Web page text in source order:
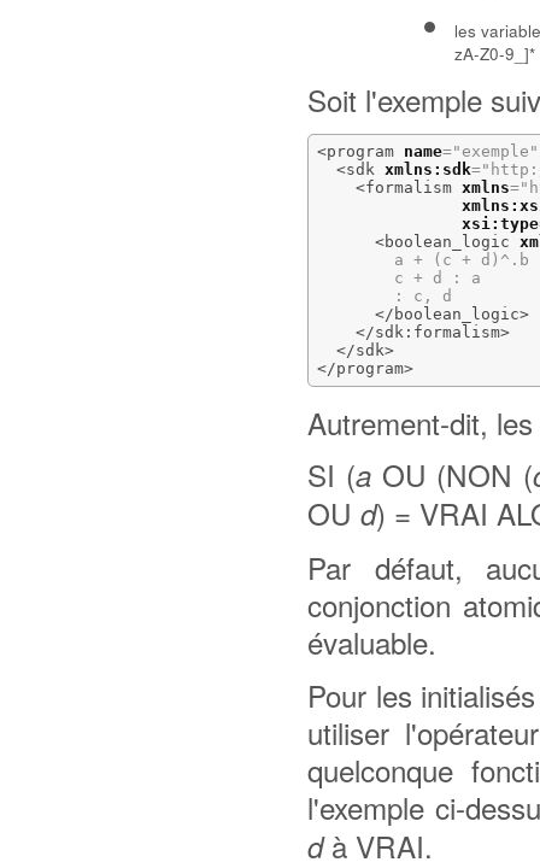
les
zA-Z0-
Soit l'exemple
<program name="exemple"
<sdk xmlns:sdk=
<formalism xmlns=
xsi:type
<boolean_logic
a + (c + d)^.b
        c + d : a
        : c, d
</boolean_logic>
</sdk:formalism>
</sdk>
</program>
Autrement-dit,
SI (aOU (NON (
OU d) = VRAI
Par défaut,
conjonction
évaluable.
Pour les
utiliser
quelconque
l'exemple ci-
dà VRAI.